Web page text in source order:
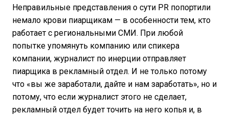
Неправильные представления о сути PR попортили
немало крови пиарщикам — в особенности тем, кто
работает с региональными СМИ. При любой
попытке упомянуть компанию или спикера
компании, журналист по инерции отправляет
пиарщика в рекламный отдел. И не только потому
что «вы же заработали, дайте и нам заработать», но и
потому, что если журналист этого не сделает,
рекламный отдел будет точить на него копья и, в